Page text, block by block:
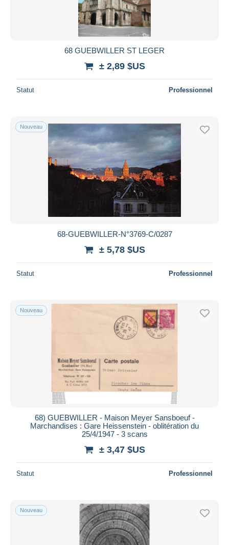
68 GUEBWILLER ST LEGER
± 2,89 $US
Statut Professionnel
Nouveau
68-GUEBWILLER-N°3769-C/0287
± 5,78 $US
Statut Professionnel
Nouveau
68) GUEBWILLER - Maison Meyer Sansboeuf -
Marchandises : Gare Heissenstein - oblitération du
25/4/1947 - 3 scans
± 3,47 $US
Statut Professionnel
Nouveau